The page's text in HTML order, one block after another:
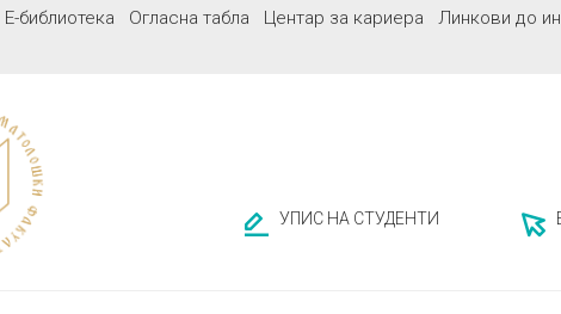
Е-библиотека Огласна табла Центар за кариера Линкови до
УПИС НА СТУДЕНТИ